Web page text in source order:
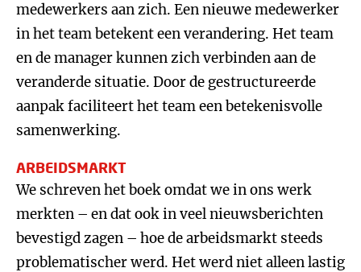
medewerkers aan zich. Een nieuwe medewerker
in het team betekent een verandering. Het team
en de manager kunnen zich verbinden aan de
veranderde situatie. Door de gestructureerde
aanpak faciliteert het team een betekenisvolle
samenwerking.
ARBEIDSMARKT
We schreven het boek omdat we in ons werk
merkten – en dat ook in veel nieuwsberichten
bevestigd zagen – hoe de arbeidsmarkt steeds
problematischer werd. Het werd niet alleen lastig